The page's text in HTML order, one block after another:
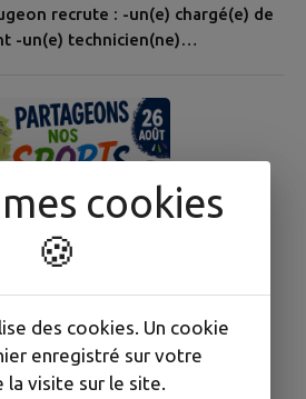
recrute : -un(e) chargé(e) de
-un(e) technicien(ne)
cookies
🍪
des cookies. Un cookie
enregistré sur votre
la visite sur le site.